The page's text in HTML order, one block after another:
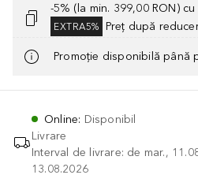
-5% (la min. 399,00 RON) cu
EXTRA5% Preț după
Promoție disponibilă până
Online: Disponibil
Livrare
Interval de livrare: de mar.,
13.08.2026